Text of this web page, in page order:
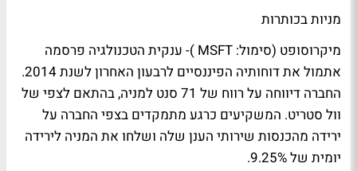
מניות בכותרות
מיקרוסופט (סימול: MSFT )- ענקית הטכנולגיה פרסמה
אתמול את דוחותיה הפיננסיים לרבעון האחרון לשנת 2014.
החברה דיווחה על רווח של 71 סנט למניה, בהתאם לצפי של
וול סטריט. המשקיעים כרגע מתמקדים בצפי החברה על
ירידה מהכנסות שירותי הענן שלה ושלחו את המניה לירידה
יומית של 9.25%.